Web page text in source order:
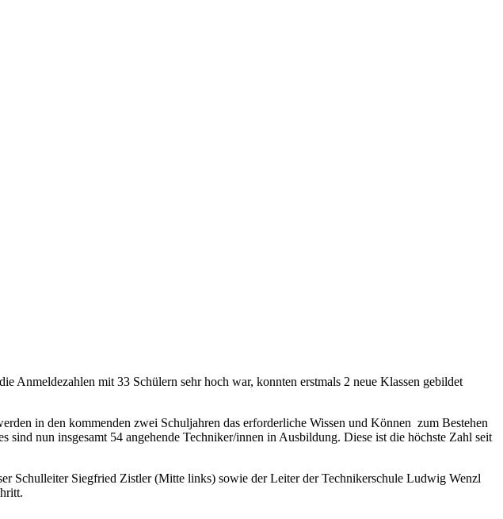
Anmeldezahlen mit 33 Schülern sehr hoch war, konnten erstmals 2 neue Klassen gebildet
in den kommenden zwei Schuljahren das erforderliche Wissen und Können zum Bestehen
nun insgesamt 54 angehende Techniker/innen in Ausbildung. Diese ist die höchste Zahl seit
Schulleiter Siegfried Zistler (Mitte links) sowie der Leiter der Technikerschule Ludwig Wenzl